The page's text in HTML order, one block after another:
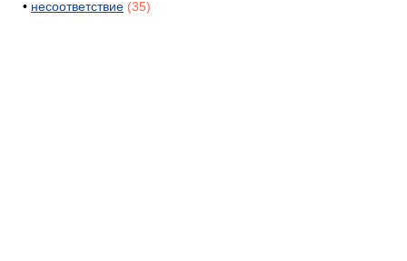
• несоответствие (35)